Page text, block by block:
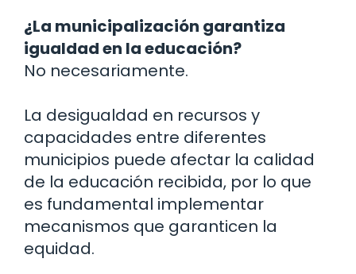
¿La municipalización garantiza
igualdad en la educación?
No necesariamente.
La desigualdad en recursos y
capacidades entre diferentes
municipios puede afectar la calidad
de la educación recibida, por lo que
es fundamental implementar
mecanismos que garanticen la
equidad.